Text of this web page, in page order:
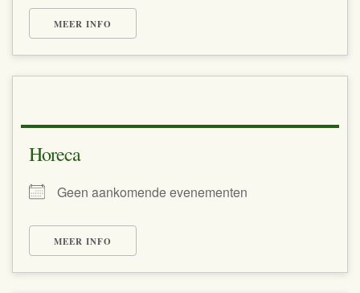
MEER INFO
Horeca
Geen aankomende evenementen
MEER INFO